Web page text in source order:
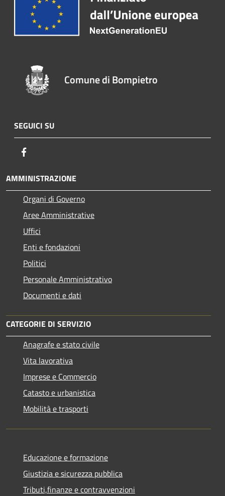
Comune di Bompietro
SEGUICI SU
AMMINISTRAZIONE
Organi di Governo
Aree Amministrative
Uffici
Enti e fondazioni
Politici
Personale Amministrativo
Documenti e dati
CATEGORIE DI SERVIZIO
Anagrafe e stato civile
Vita lavorativa
Imprese e Commercio
Catasto e urbanistica
Mobilità e trasporti
Educazione e formazione
Giustizia e sicurezza pubblica
Tributi,finanze e contravvenzioni